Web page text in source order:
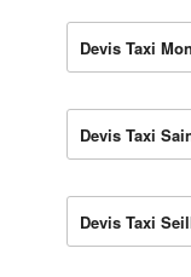
Devis Taxi
Devis Taxi
Devis Taxi